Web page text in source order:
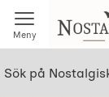
Meny